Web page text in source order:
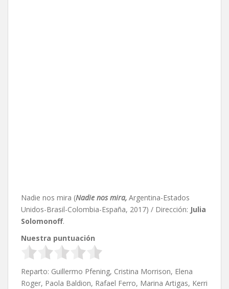
Nadie nos mira (Nadie nos mira, Argentina-Estados
Unidos-Brasil-Colombia-España, 2017) / Dirección: Julia
Solomonoff.
Nuestra puntuación
Reparto: Guillermo Pfening, Cristina Morrison, Elena
Roger, Paola Baldion, Rafael Ferro, Marina Artigas, Kerri